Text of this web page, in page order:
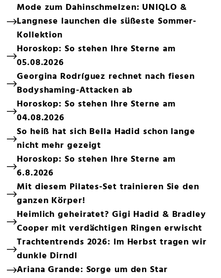
Mode zum Dahinschmelzen: UNIQLO &
Langnese launchen die süßeste Sommer-
Kollektion
Horoskop: So stehen Ihre Sterne am
05.08.2026
Georgina Rodríguez rechnet nach fiesen
Bodyshaming-Attacken ab
Horoskop: So stehen Ihre Sterne am
04.08.2026
So heiß hat sich Bella Hadid schon lange
nicht mehr gezeigt
Horoskop: So stehen Ihre Sterne am
6.8.2026
Mit diesem Pilates-Set trainieren Sie den
ganzen Körper!
Heimlich geheiratet? Gigi Hadid & Bradley
Cooper mit verdächtigen Ringen erwischt
Trachtentrends 2026: Im Herbst tragen wir
dunkle Dirndl
Ariana Grande: Sorge um den Star